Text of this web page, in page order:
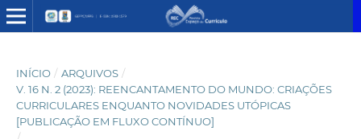
INÍCIO / ARQUIVOS /
V. 16 N. 2 (2023): REENCANTAMENTO DO MUNDO: CRIAÇÕES
CURRICULARES ENQUANTO NOVIDADES UTÓPICAS
[PUBLICAÇÃO EM FLUXO CONTÍNUO]